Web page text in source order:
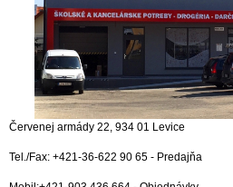
Extra výpredaj zásob Výpredaj BTS
Červenej armády 22, 934 01 Levice
Tel./Fax: +421-36-622 90 65 - Predajňa